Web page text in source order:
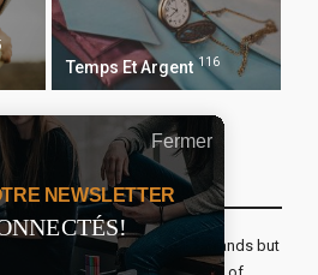
Temps Et Argent 116
Chaque Matin
consists not in seeking new lands but
Fermer
NEWSLETTER